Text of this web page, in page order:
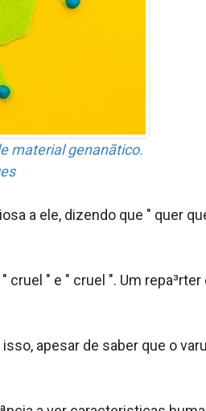
material genanãtico.
a ele, dizendo que " quer
" e " cruel ". Um
apesar de saber que o